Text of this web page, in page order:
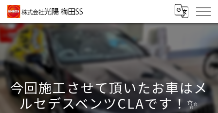
今回施工させて頂いたお車はメ
ルセデスベンツCLAです！✨